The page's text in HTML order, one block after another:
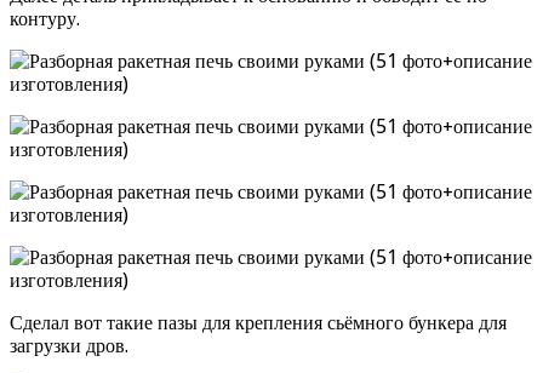
контуру.
Сделал вот такие пазы для крепления сьёмного бункера для
загрузки дров.